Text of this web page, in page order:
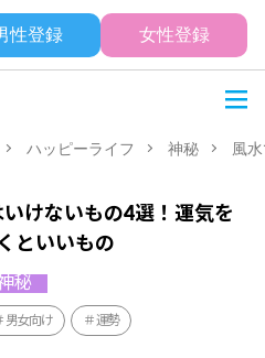
性登録 女性登録
ハッピーライフ 神秘 風
けないもの4選！運気を
といいもの
秘
男女向け 運勢